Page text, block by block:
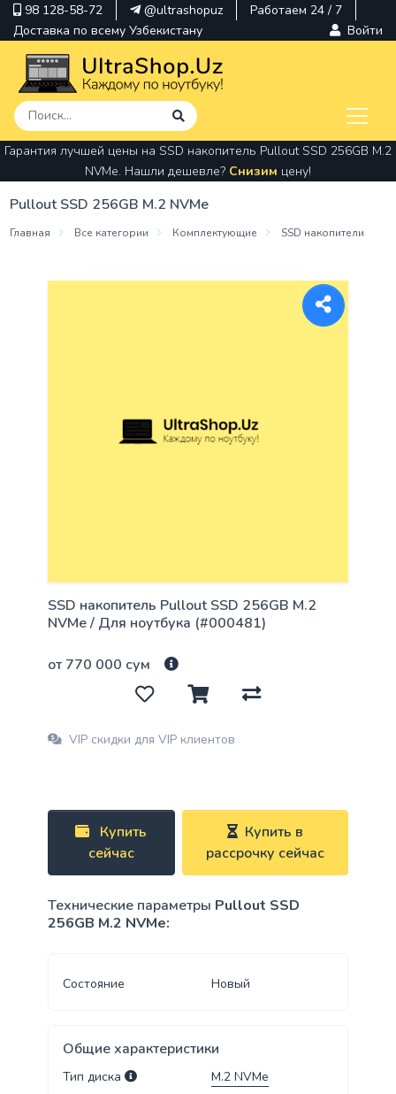
98 128-58-72 @ultrashopuz
Работаем 24 / 7
Доставка по всему Узбекистану
Войти
pavilion
kindle
envy
Гарантия лучшей цены на SSD накопитель Pullout SSD 256GB M.2
NVMe. Нашли дешевле? Снизим цену!
Pullout SSD 256GB M.2 NVMe
Главная Все категории Комплектующие SSD накопители
SSD накопитель Pullout SSD 256GB M.2
NVMe / Для ноутбука (#000481)
от 770 000 сум
VIP скидки для VIP клиентов
Купить
сейчас
Купить в
рассрочку сейчас
Технические параметры Pullout SSD
256GB M.2 NVMe:
Состояние Новый
Общие характеристики
Тип диска
M.2 NVMe